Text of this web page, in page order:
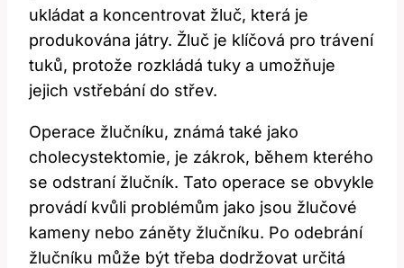
ukládat⁢ a⁤ koncentrovat žluč, která je⁢
produkována játry. Žluč je ⁢klíčová pro trávení
tuků, protože rozkládá tuky a umožňuje
jejich vstřebání do střev.
Operace‍ žlučníku, známá ⁢také jako
cholecystektomie, je⁣ zákrok, ‌během kterého
se odstraní ‌žlučník.⁤ Tato‍ operace se obvykle
provádí kvůli problémům⁤ jako jsou žlučové
kameny nebo záněty‌ žlučníku.‌ Po odebrání
žlučníku může být třeba dodržovat určitá